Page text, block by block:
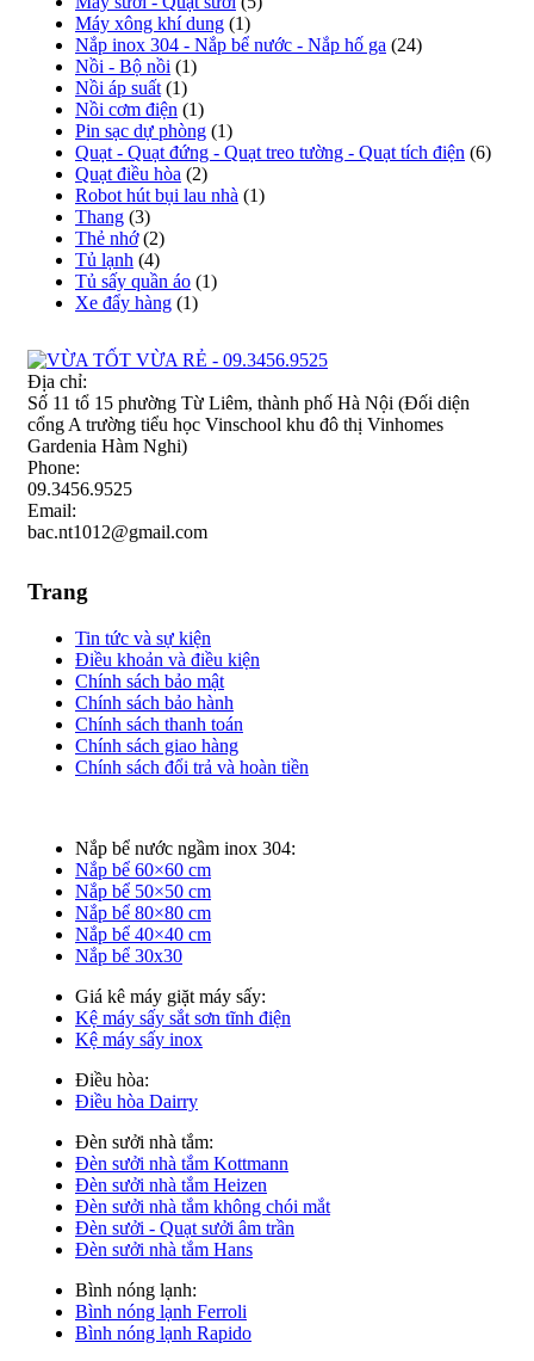
Máy xông khí dung (1)
Nắp inox 304 - Nắp bể nước - Nắp hố ga (24)
Nồi - Bộ nồi (1)
Nồi áp suất (1)
Nồi cơm điện (1)
Pin sạc dự phòng (1)
Quạt - Quạt đứng - Quạt treo tường - Quạt tích điện (6)
Quạt điều hòa (2)
Robot hút bụi lau nhà (1)
Thang (3)
Thẻ nhớ (2)
Tủ lạnh (4)
Tủ sấy quần áo (1)
Xe đẩy hàng (1)
Địa chỉ:
Số 11 tổ 15 phường Từ Liêm, thành phố Hà Nội (Đối diện
cổng A trường tiểu học Vinschool khu đô thị Vinhomes
Gardenia Hàm Nghi)
Phone:
09.3456.9525
Email:
bac.nt1012@gmail.com
Trang
Tin tức và sự kiện
Điều khoản và điều kiện
Chính sách bảo mật
Chính sách bảo hành
Chính sách thanh toán
Chính sách giao hàng
Chính sách đổi trả và hoàn tiền
Nắp bể nước ngầm inox 304:
Nắp bể 60×60 cm
Nắp bể 50×50 cm
Nắp bể 80×80 cm
Nắp bể 40×40 cm
Nắp bể 30x30
Giá kê máy giặt máy sấy:
Kệ máy sấy sắt sơn tĩnh điện
Kệ máy sấy inox
Điều hòa:
Điều hòa Dairry
Đèn sưởi nhà tắm:
Đèn sưởi nhà tắm Kottmann
Đèn sưởi nhà tắm Heizen
Đèn sưởi nhà tắm không chói mắt
Đèn sưởi - Quạt sưởi âm trần
Đèn sưởi nhà tắm Hans
Bình nóng lạnh:
Bình nóng lạnh Ferroli
Bình nóng lạnh Rapido